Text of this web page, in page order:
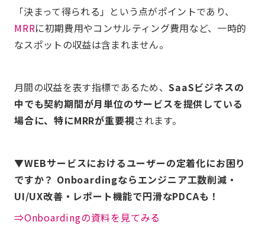
「決まって得られる」という点がポイントであり、
MRRに初期費用やコンサルティング費用など、一時的
なスポットの収益は含まれません。
月間の収益を表す指標であるため、SaaSビジネスの
中でも契約期間が月単位のサービスを提供している
場合に、特にMRRが重要視されます。
▼WEBサービスにおけるユーザーの定着化にお困り
ですか？ Onboardingならエンジニア工数削減・
UI/UX改善・レポート機能で円滑なPDCAも！
⇒Onboardingの資料を見てみる